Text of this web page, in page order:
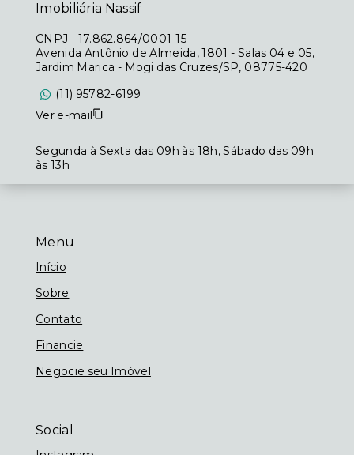
Menu
Início
Sobre
Contato
Financie
Negocie seu Imóvel
Social
Imobiliária Nassif
CNPJ - 17.862.864/0001-15
Avenida Antônio de Almeida, 1801 - Salas 04 e 05,
Jardim Marica - Mogi das Cruzes/SP, 08775-420
(11) 95782-6199
Ver e-mail
Segunda à Sexta das 09h às 18h, Sábado das 09h
às 13h